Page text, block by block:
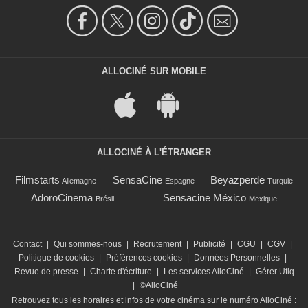
ALLOCINÉ SUR MOBILE
ALLOCINÉ À L'ÉTRANGER
Filmstarts Allemagne SensaCine Espagne Beyazperde Turquie
AdoroCinema Brésil Sensacine México Mexique
Contact Qui sommes-nous Recrutement Publicité CGU CGV
Politique de cookies
Préférences cookies Données Personnelles
Revue de presse
Charte d'écriture Les services AlloCiné
Gérer Utiq
©AlloCiné
Retrouvez tous les horaires et infos de votre cinéma sur le numéro AlloCiné :